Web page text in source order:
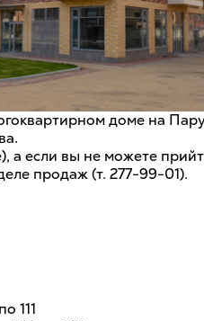
доме на
если вы не можете
продаж (т. 277-99-01).
111